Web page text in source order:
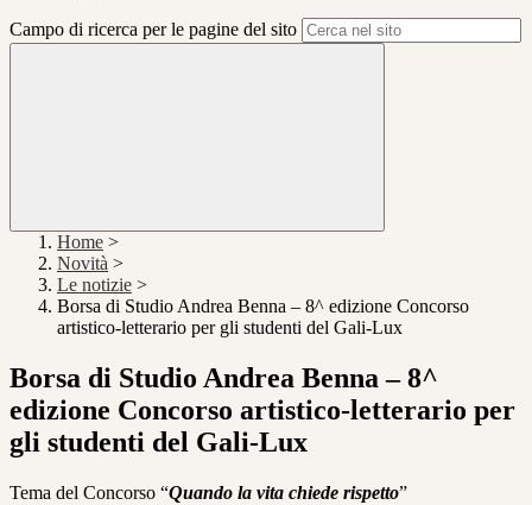
Campo di ricerca per le pagine del sito
Home >
Novità >
Le notizie >
Borsa di Studio Andrea Benna – 8^ edizione Concorso
artistico-letterario per gli studenti del Gali-Lux
Borsa di Studio Andrea Benna – 8^
edizione Concorso artistico-letterario per
gli studenti del Gali-Lux
Tema del Concorso “Quando la vita chiede rispetto”